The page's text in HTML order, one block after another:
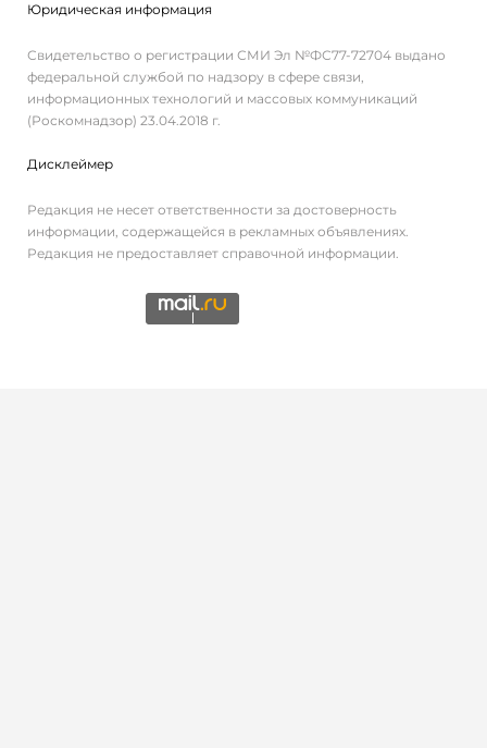
Юридическая информация
Свидетельство о регистрации СМИ Эл №ФС77-72704 выдано
федеральной службой по надзору в сфере связи,
информационных технологий и массовых коммуникаций
(Роскомнадзор) 23.04.2018 г.
Дисклеймер
Редакция не несет ответственности за достоверность
информации, содержащейся в рекламных объявлениях.
Редакция не предоставляет справочной информации.